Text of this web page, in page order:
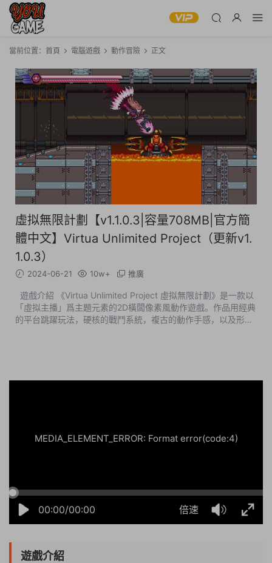
當前位置： 首頁 電腦遊戲 動作冒險 正文
虛拟無限計劃【v1.1.0.3|容量708MB|官方簡
體中文】Virtua Unlimited Project（更新v1.
1.0.3）
2024-06-21 10w+ 推廣
「虛拟主播」爲主題元素的2D橫闆像素風動作遊戲。作品用經典
的平台跳躍玩法，硬核的戰鬥系統，複古的動作手感，以及形形
00:00/00:00 倍速
MEDIA_ELEMENT_ERROR: Format error(code:4)
遊戲介紹